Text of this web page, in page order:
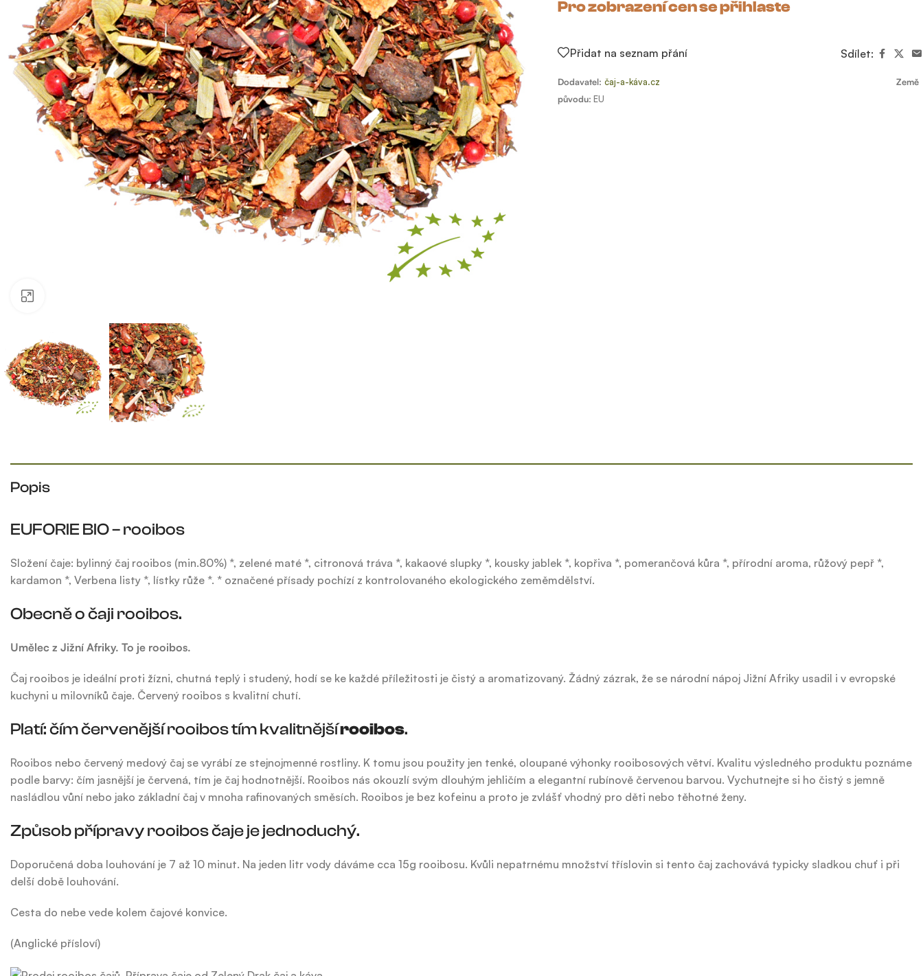
Pro zobrazení cen se přihlaste
Přidat na seznam přání Sdílet:
Dodavatel: čaj-a-káva.cz
Země
původu: EU
Popis
EUFORIE BIO – rooibos
Složení čaje: bylinný čaj rooibos (min.80%) *, zelené maté *, citronová tráva *, kakaové slupky *, kousky jablek *, kopřiva *, pomerančová kůra *, přírodní aroma, růžový pepř *,
kardamon *, Verbena listy *, lístky růže *. * označené přísady pochízí z kontrolovaného ekologického zeměmdělství.
Obecně o čaji rooibos.
Umělec z Jižní Afriky. To je rooibos.
Čaj rooibos je ideální proti žízni, chutná teplý i studený, hodí se ke každé příležitosti je čistý a aromatizovaný. Žádný zázrak, že se národní nápoj Jižní Afriky usadil i v evropské
kuchyni u milovníků čaje. Červený rooibos s kvalitní chutí.
Platí: čím červenější rooibos tím kvalitnějšírooibos.
Rooibos nebo červený medový čaj se vyrábí ze stejnojmenné rostliny. K tomu jsou použity jen tenké, oloupané výhonky rooibosových větví. Kvalitu výsledného produktu poznáme
podle barvy: čím jasnější je červená, tím je čaj hodnotnější. Rooibos nás okouzlí svým dlouhým jehličím a elegantní rubínově červenou barvou. Vychutnejte si ho čistý s jemně
nasládlou vůní nebo jako základní čaj v mnoha rafinovaných směsích. Rooibos je bez kofeinu a proto je zvlášť vhodný pro děti nebo těhotné ženy.
Způsob přípravy rooibos čaje je jednoduchý.
Doporučená doba louhování je 7 až 10 minut. Na jeden litr vody dáváme cca 15g rooibosu. Kvůli nepatrnému množství tříslovin si tento čaj zachovává typicky sladkou chuť i při
delší době louhování.
Cesta do nebe vede kolem čajové konvice.
(Anglické přísloví)